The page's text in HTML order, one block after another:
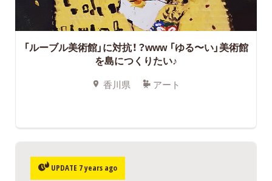
「ルーブル美術館」に対抗！？www 「ゆる〜い」美術館
を島につくりたい♪
香川県 アート
UPDATE 7 years ago